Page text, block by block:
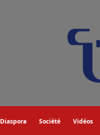
Diaspora Société Vidéos